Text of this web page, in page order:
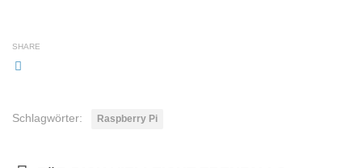
SHARE
Schlagwörter: Raspberry Pi